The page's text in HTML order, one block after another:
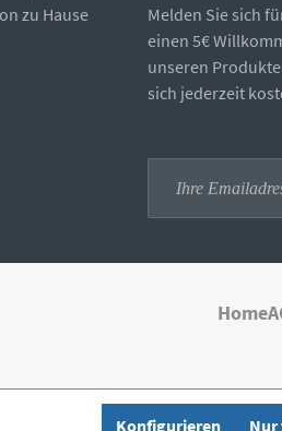
zu Hause
Melden Sie sich
einen 5€
unseren
sich jederzeit
Home
Nur
Konfigurieren